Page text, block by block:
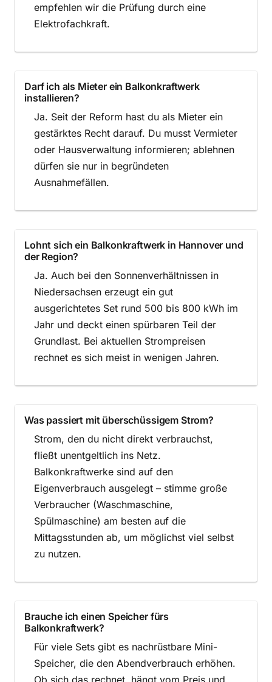
empfehlen wir die Prüfung durch eine
Elektrofachkraft.
Darf ich als Mieter ein Balkonkraftwerk
installieren?
Ja. Seit der Reform hast du als Mieter ein
gestärktes Recht darauf. Du musst Vermieter
oder Hausverwaltung informieren; ablehnen
dürfen sie nur in begründeten
Ausnahmefällen.
Lohnt sich ein Balkonkraftwerk in Hannover und
der Region?
Ja. Auch bei den Sonnenverhältnissen in
Niedersachsen erzeugt ein gut
ausgerichtetes Set rund 500 bis 800 kWh im
Jahr und deckt einen spürbaren Teil der
Grundlast. Bei aktuellen Strompreisen
rechnet es sich meist in wenigen Jahren.
Was passiert mit überschüssigem Strom?
Strom, den du nicht direkt verbrauchst,
fließt unentgeltlich ins Netz.
Balkonkraftwerke sind auf den
Eigenverbrauch ausgelegt – stimme große
Verbraucher (Waschmaschine,
Spülmaschine) am besten auf die
Mittagsstunden ab, um möglichst viel selbst
zu nutzen.
Brauche ich einen Speicher fürs
Balkonkraftwerk?
Für viele Sets gibt es nachrüstbare Mini-
Speicher, die den Abendverbrauch erhöhen.
Ob sich das rechnet, hängt vom Preis und